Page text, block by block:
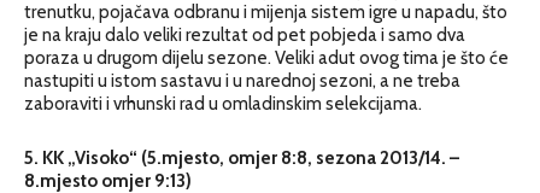
trenutku, pojačava odbranu i mijenja sistem igre u napadu, što
je na kraju dalo veliki rezultat od pet pobjeda i samo dva
poraza u drugom dijelu sezone. Veliki adut ovog tima je što će
nastupiti u istom sastavu i u narednoj sezoni, a ne treba
zaboraviti i vrhunski rad u omladinskim selekcijama.
5. KK „Visoko“ (5.mjesto, omjer 8:8, sezona 2013/14. –
8.mjesto omjer 9:13)